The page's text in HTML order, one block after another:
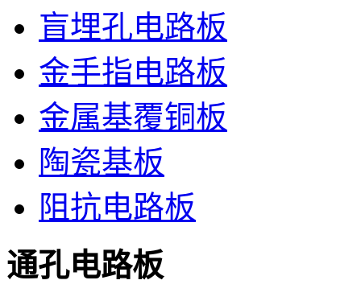
盲埋孔电路板
金手指电路板
金属基覆铜板
陶瓷基板
阻抗电路板
通孔电路板